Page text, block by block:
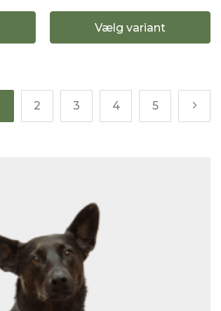
Vælg variant
2 3 4 5